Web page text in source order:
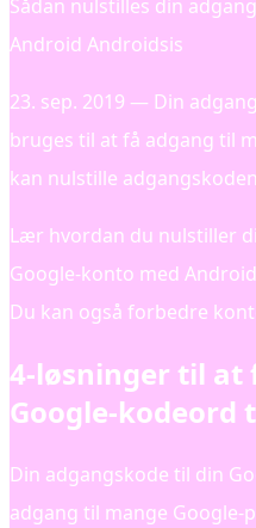
Sådan nulstilles din
Android Androidsis
23. sep. 2019 — Din
bruges til at få adgang til
kan nulstille
Lær hvordan du nulstiller
Google-konto med
Du kan også forbedre
4-løsninger til at
Google-kodeord
Din adgangskode til din
adgang til mange Google-